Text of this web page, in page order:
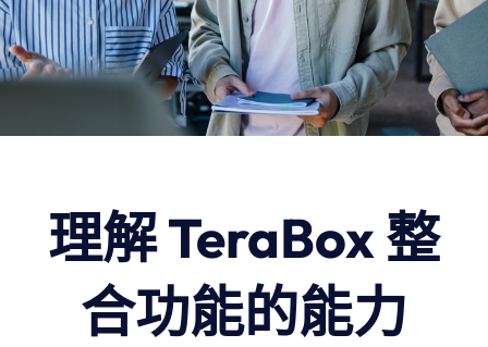
理解 TeraBox 整
合功能的能力